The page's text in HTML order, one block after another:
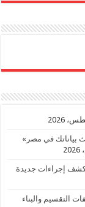
بياناتك في مصر»
إجراءات جديدة
التقسيم والبناء